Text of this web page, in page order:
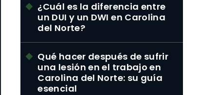
¿Cuál es la diferencia entre
un DUI y un DWI en Carolina
del Norte?
Qué hacer después de sufrir
una lesión en el trabajo en
Carolina del Norte: su guía
esencial